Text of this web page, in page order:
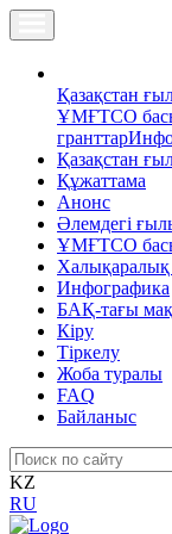
Қазақстан
ҰМҒТСО
гранттар
Қазақстан
Құжаттама
Анонс
Әлемдегі
ҰМҒТСО
Халықаралық
Инфографика
БАҚ-тағы
Кіру
Тіркелу
Жоба туралы
FAQ
Байланыс
KZ
RU